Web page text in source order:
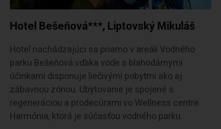
Hotel Bešeňová***, Liptovský Mikuláš
Hotel nachádzajúci sa priamo v areáli Vodného
parku Bešeňová vďaka vode s blahodárnymi
účinkami disponuje liečivými pobytmi ako aj
zábavnou zónou. Ubytovanie je spojené s
regeneráciou a prodecúrami vo Wellness centre
Harmónia, ktorá je súčasťou vodného parku.